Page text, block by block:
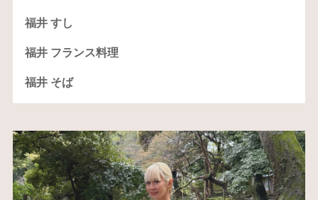
福井 すし
福井 フランス料理
福井 そば